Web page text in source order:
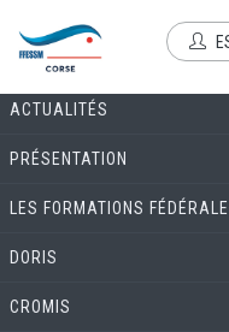
COMMISSION
ACTUALITÉS
PRÉSENTATION
LES FORMATIONS
DORIS
CROMIS